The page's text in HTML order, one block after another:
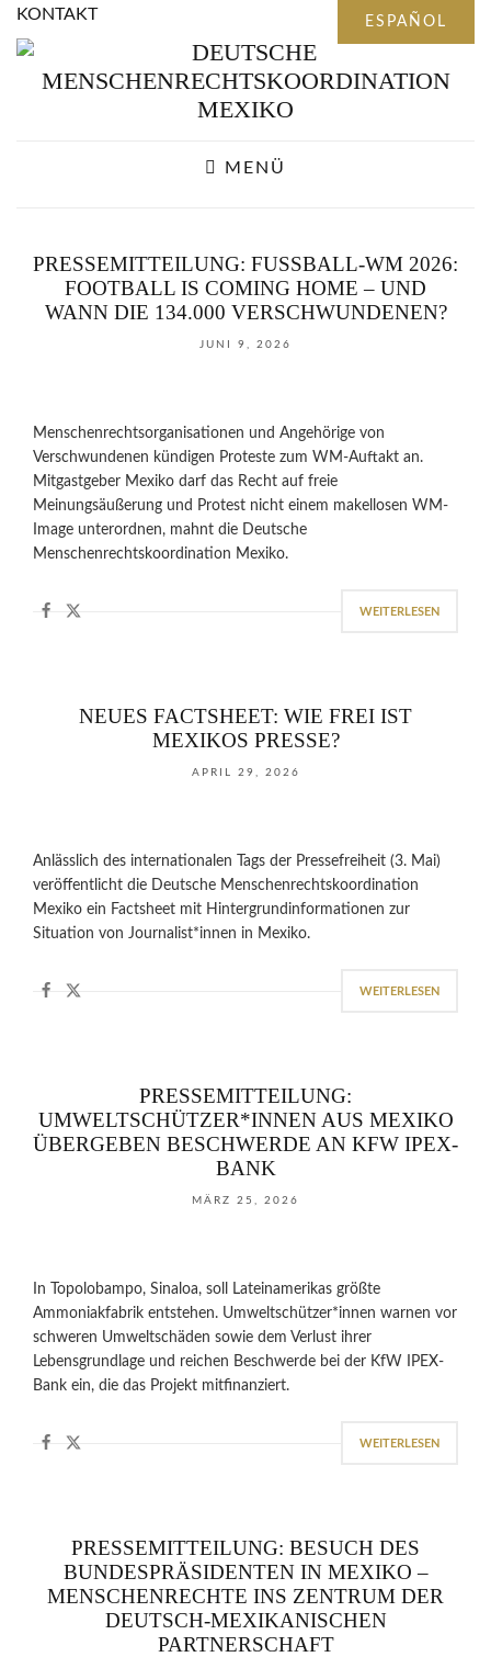
KONTAKT
MENÜ
PRESSEMITTEILUNG: FUSSBALL-WM 2026: F
OOTBALL IS COMING HOME – UND W
ANN DIE 134.000 VERSCHWUNDENEN?
JUNI 9, 2026
Menschenrechtsorganisationen und Angehörige von
Verschwundenen kündigen Proteste zum WM-Auftakt an.
Mitgastgeber Mexiko darf das Recht auf freie
Meinungsäußerung und Protest nicht einem makellosen WM-
Image unterordnen, mahnt die Deutsche
Menschenrechtskoordination Mexiko.
WEITERLESEN
NEUES FACTSHEET: WIE FREI IST
MEXIKOS PRESSE?
APRIL 29, 2026
Anlässlich des internationalen Tags der Pressefreiheit (3. Mai)
veröffentlicht die Deutsche Menschenrechtskoordination
Mexiko ein Factsheet mit Hintergrundinformationen zur
Situation von Journalist*innen in Mexiko.
WEITERLESEN
PRESSEMITTEILUNG:
UMWELTSCHÜTZER*INNEN AUS MEXIKO
ÜBERGEBEN BESCHWERDE AN KFW IPEX-
BANK
MÄRZ 25, 2026
In Topolobampo, Sinaloa, soll Lateinamerikas größte
Ammoniakfabrik entstehen. Umweltschützer*innen warnen vor
schweren Umweltschäden sowie dem Verlust ihrer
Lebensgrundlage und reichen Beschwerde bei der KfW IPEX-
Bank ein, die das Projekt mitfinanziert.
WEITERLESEN
PRESSEMITTEILUNG: BESUCH DES
BUNDESPRÄSIDENTEN IN MEXIKO –
MENSCHENRECHTE INS ZENTRUM DER
DEUTSCH-MEXIKANISCHEN
PARTNERSCHAFT